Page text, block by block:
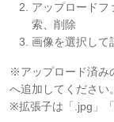
アップロードフ
索、削除
画像を選択して
※アップロード済み
へ追加してください。
※拡張子は「.jpg」